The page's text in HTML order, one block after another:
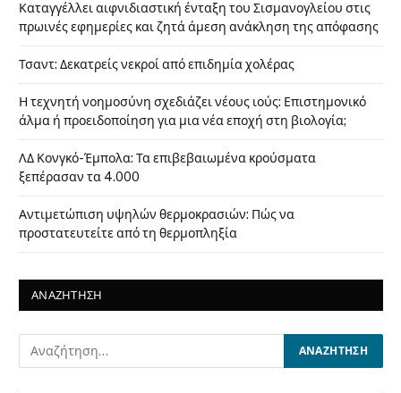
Καταγγέλλει αιφνιδιαστική ένταξη του Σισμανογλείου στις
πρωινές εφημερίες και ζητά άμεση ανάκληση της απόφασης
Τσαντ: Δεκατρείς νεκροί από επιδημία χολέρας
Η τεχνητή νοημοσύνη σχεδιάζει νέους ιούς: Επιστημονικό
άλμα ή προειδοποίηση για μια νέα εποχή στη βιολογία;
ΛΔ Κονγκό-Έμπολα: Τα επιβεβαιωμένα κρούσματα
ξεπέρασαν τα 4.000
Αντιμετώπιση υψηλών θερμοκρασιών: Πώς να
προστατευτείτε από τη θερμοπληξία
ΑΝΑΖΗΤΗΣΗ